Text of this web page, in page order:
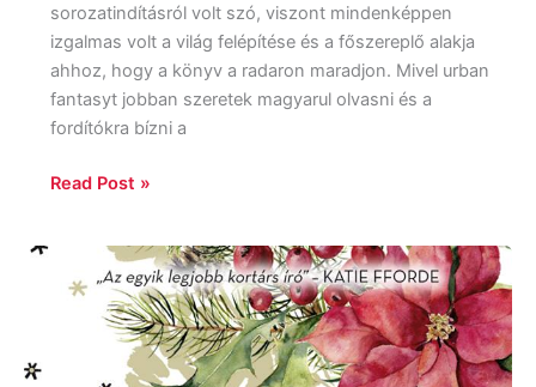
sorozatindításról volt szó, viszont mindenképpen
izgalmas volt a világ felépítése és a főszereplő alakja
ahhoz, hogy a könyv a radaron maradjon. Mivel urban
fantasyt jobban szeretek magyarul olvasni és a
fordítókra bízni a
Read Post »
Ashley:
Karácsonyi
szerelem